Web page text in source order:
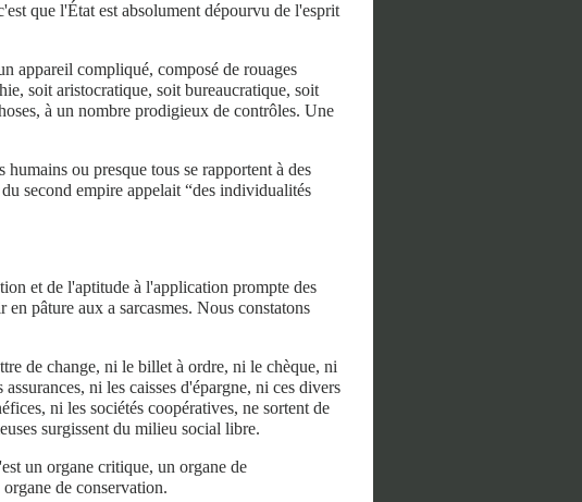
que l'État est absolument dépourvu de l'esprit
appareil compliqué, composé de rouages
soit aristocratique, soit bureaucratique, soit
à un nombre prodigieux de contrôles. Une
ou presque tous se rapportent à des
second empire appelait “des individualités
et de l'aptitude à l'application prompte des
pâture aux a sarcasmes. Nous constatons
de change, ni le billet à ordre, ni le chèque, ni
ni les caisses d'épargne, ni ces divers
ni les sociétés coopératives, ne sortent de
surgissent du milieu social libre.
un organe critique, un organe de
de conservation.